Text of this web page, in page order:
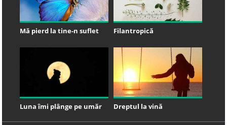
Mă pierd la tine-n suflet Filantropică
Luna îmi plânge pe umăr Dreptul la vină